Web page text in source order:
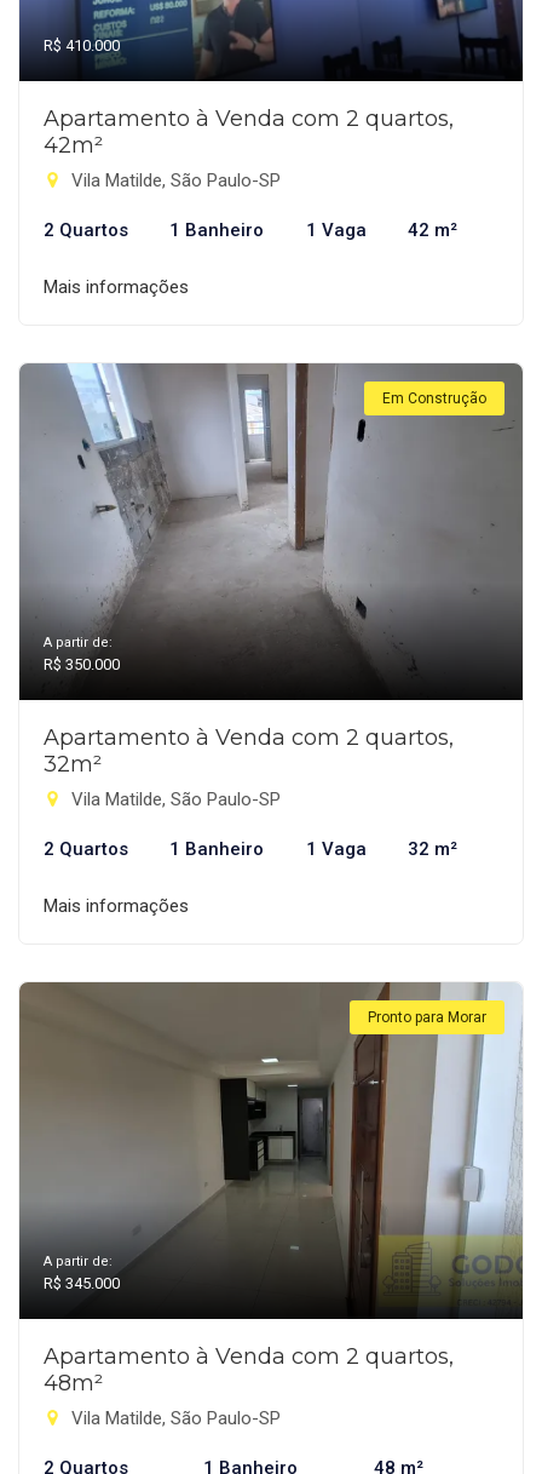
R$ 410.000
Apartamento à Venda com 2 quartos,
42m²
Vila Matilde, São Paulo-SP
2 Quartos 1 Banheiro 1 Vaga 42 m²
Mais informações
Em Construção
A partir de:
R$ 350.000
Apartamento à Venda com 2 quartos,
32m²
Vila Matilde, São Paulo-SP
2 Quartos 1 Banheiro 1 Vaga 32 m²
Mais informações
Pronto para Morar
A partir de:
R$ 345.000
Apartamento à Venda com 2 quartos,
48m²
Vila Matilde, São Paulo-SP
2 Quartos 1 Banheiro 48 m²